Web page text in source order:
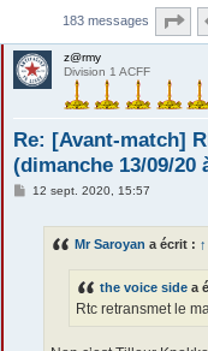
183 messages
z@rmy
Division 1 ACFF
Re: [Avant-match]
(dimanche 13/09/20
M12 sept. 2020, 15:57
Mr Saroyan a écrit : ↑
the voice side a
Rtc retransmet le